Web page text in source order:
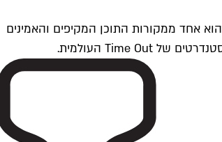
Time Outתל אביב הוא חלק מרשת Time Out Global — רשת מדיה בינלאומית הפועלת ב-360 ערים מרכזיות וב-60 מדינות ברחבי העולם. Time Out הוא אחד ממקורות התוכן המקיפים והאמינים